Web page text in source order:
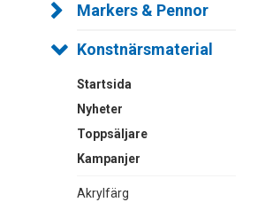
Markers & Pennor
Konstnärsmaterial
Startsida
Nyheter
Toppsäljare
Kampanjer
Akrylfärg